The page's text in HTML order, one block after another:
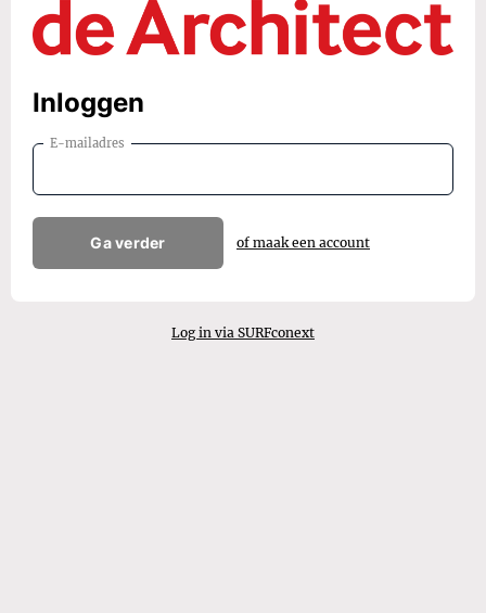
Inloggen
E-mailadres
Ga verder of maak een account
Log in via SURFconext